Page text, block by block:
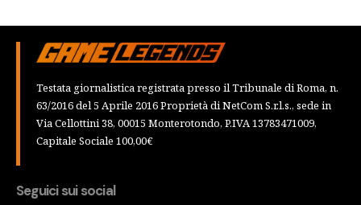
Testata giornalistica registrata presso il Tribunale di Roma, n.
63/2016 del 5 Aprile 2016 Proprietà di NetCom S.r.l.s., sede in
Via Cellottini 38, 00015 Monterotondo, P.IVA 13783471009,
Capitale Sociale 100,00€
Seguici sui social